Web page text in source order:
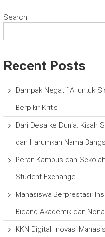
Search
Recent Posts
Dampak Negatif AI untuk
Berpikir Kritis
Dari Desa ke Dunia: Kisah
dan Harumkan Nama
Peran Kampus dan
Student Exchange
Mahasiswa Berprestasi:
Bidang Akademik dan
KKN Digital: Inovasi